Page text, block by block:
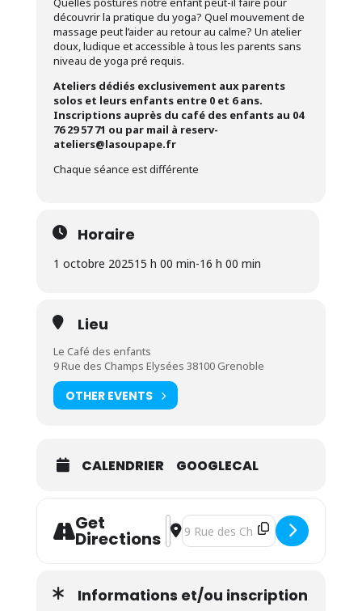
découvrir la pratique du yoga? Quel mouvement de
massage peut l’aider au retour au calme? Un atelier
doux, ludique et accessible à tous les parents sans
niveau de yoga pré requis.
Ateliers dédiés exclusivement aux parents
solos et leurs enfants entre 0 et 6 ans.
Inscriptions auprès du café des enfants au 04
76 29 57 71 ou par mail à reserv-
ateliers@lasoupape.fr
Chaque séance est différente
Horaire
1 octobre 202515 h 00 min-16 h 00 min
Lieu
Le Café des enfants
9 Rue des Champs Elysées 38100 Grenoble
OTHER EVENTS
CALENDRIER GOOGLECAL
Get
Directions
Address - Atelier yoga parent/
Destination Address - Atelier
Informations et/ou inscription